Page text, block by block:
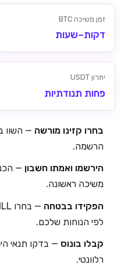
זמן משיכה BTC
דקות–שעות
יתרון USDT
פחות תנודתיות
בחרו קזינו מורשה — השוו
הרשמה.
הירשמו ואמתו חשבון
משיכה ראשונה.
הפקידו בבטחה
לפי הנוחות שלכם.
קבלו בונוס
רלוונטי.